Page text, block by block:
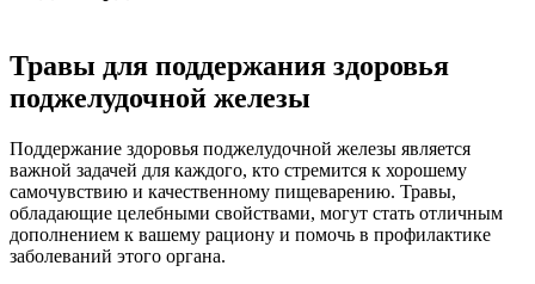
Травы для поддержания здоровья
поджелудочной железы
Поддержание здоровья поджелудочной железы является
важной задачей для каждого, кто стремится к хорошему
самочувствию и качественному пищеварению. Травы,
обладающие целебными свойствами, могут стать отличным
дополнением к вашему рациону и помочь в профилактике
заболеваний этого органа.